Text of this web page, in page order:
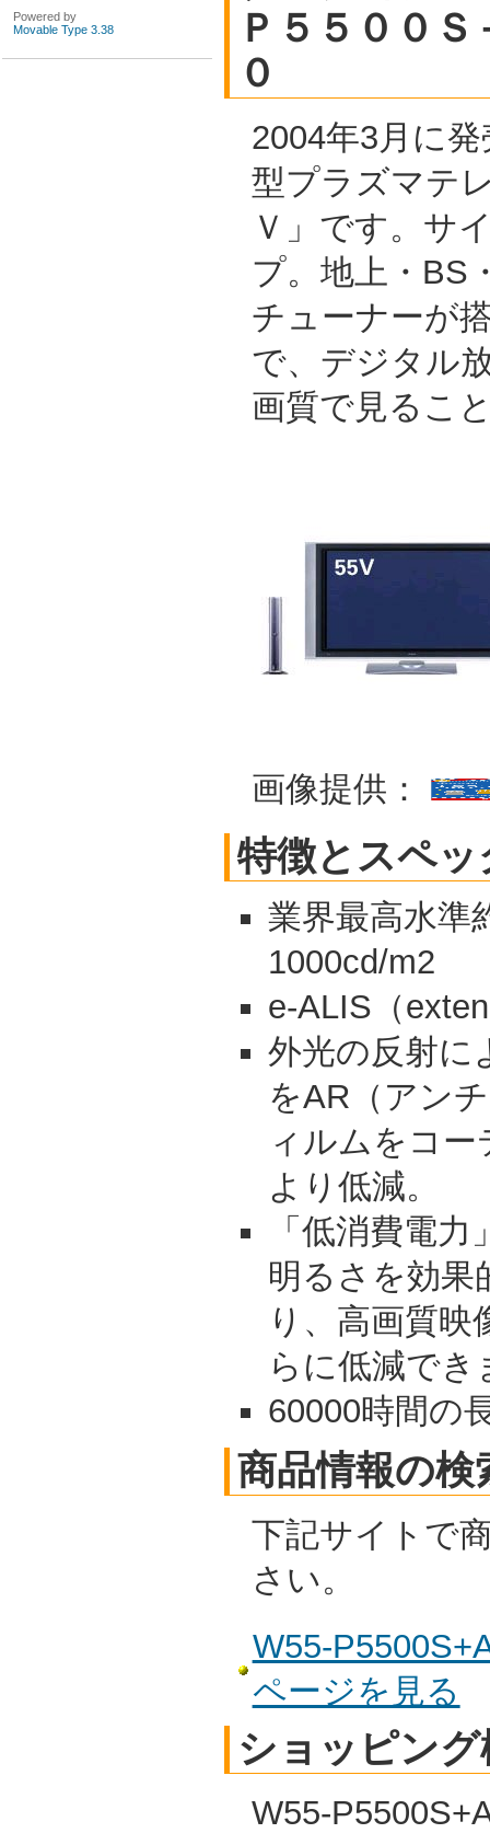
Ｐ５５００
０
2004年3月に
型プラズマテ
Ｖ」です。サ
プ。地上・BS
チューナーが
で、デジタル
画質で見るこ
画像提供：
特徴とスペッ
業界最高水準
1000cd/m2
e-ALIS（
外光の反射に
をAR（アン
ィルムをコ
より低減。
「低消費電
明るさを効果
り、高画質映
らに低減でき
60000時間の
商品情報の検
下記サイトで
さい。
W55-
ページを見る
ショッピング
W55-
Powered by
Movable Type 3.38